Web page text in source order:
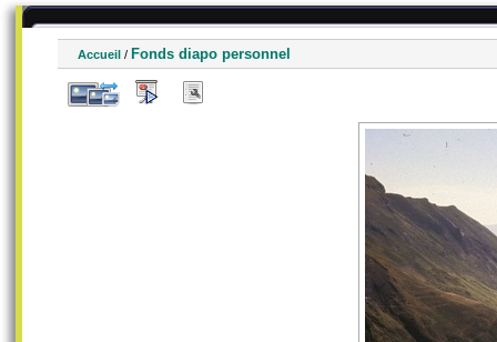
Accueil / Fonds diapo personnel